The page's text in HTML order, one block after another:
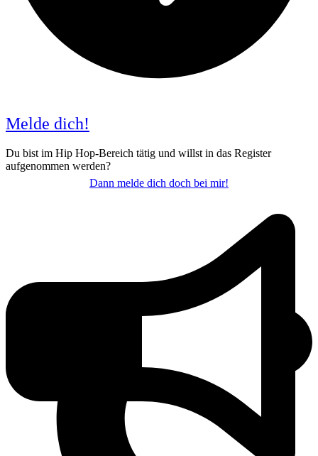
Melde dich!
Du bist im Hip Hop-Bereich tätig und willst in das Register
aufgenommen werden?
Dann melde dich doch bei mir!